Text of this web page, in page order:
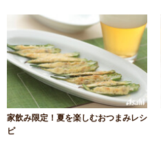
家飲み限定！夏を楽しむおつまみレシ
ピ